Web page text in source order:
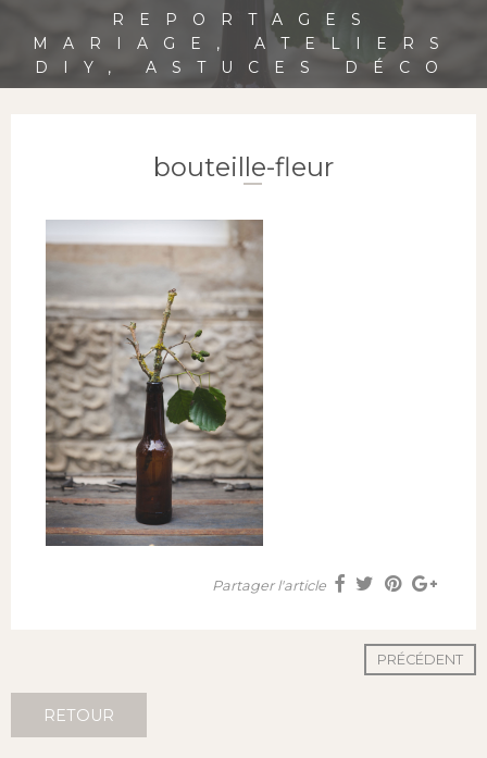
REPORTAGES
MARIAGE, ATELIERS
DIY, ASTUCES DÉCO
bouteille-fleur
Partager l'article
PRÉCÉDENT
RETOUR